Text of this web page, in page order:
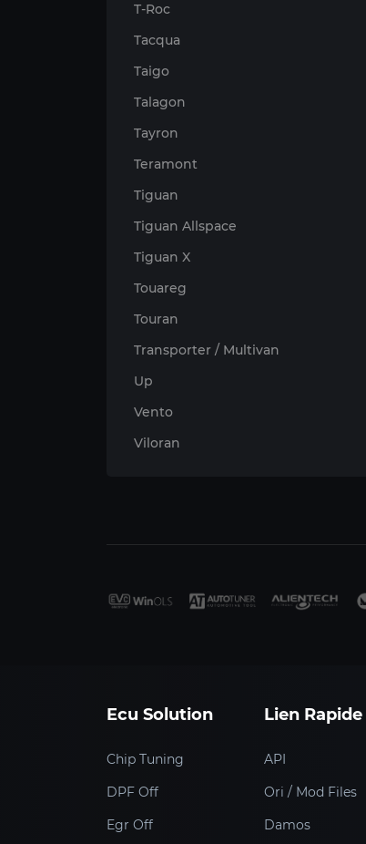
T-Roc
Tacqua
Taigo
Talagon
Tayron
Teramont
Tiguan
Tiguan Allspace
Tiguan X
Touareg
Touran
Transporter / Multivan
Up
Vento
Viloran
Ecu Solution
Chip Tuning
DPF Off
Egr Off
Lien Rapide
API
Ori / Mod Files
Damos